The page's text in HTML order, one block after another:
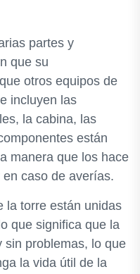
partes y
que su
otros equipos de
incluyen las
la cabina, las
están
manera que los hace
caso de averías.
la torre están unidas
que significa que la
sin problemas, lo que
la vida útil de la